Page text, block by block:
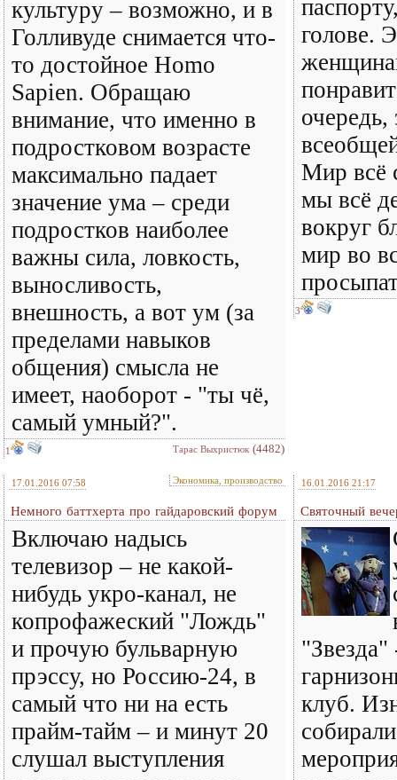
культуру – возможно, и в
Голливуде снимается что-
то достойное Homo
Sapien. Обращаю
внимание, что именно в
подростковом возрасте
максимально падает
значение ума – среди
подростков наиболее
важны сила, ловкость,
выносливость,
внешность, а вот ум (за
пределами навыков
общения) смысла не
имеет, наоборот - "ты чё,
самый умный?".
1 Тарас Выхристюк (4482)
голове.
Мир всё
мы всё
вокруг
мир во
3
17.01.2016 07:58 Экономика, производство
Немного баттхерта про гайдаровский форум
Включаю надысь
телевизор – не какой-
нибудь укро-канал, не
копрофажеский "Лождь"
и прочую бульварную
прэссу, но Россию-24, в
самый что ни на есть
прайм-тайм – и минут 20
слушал выступления
16.01.2016 21:17
Святочный
"Звезда"
клуб.